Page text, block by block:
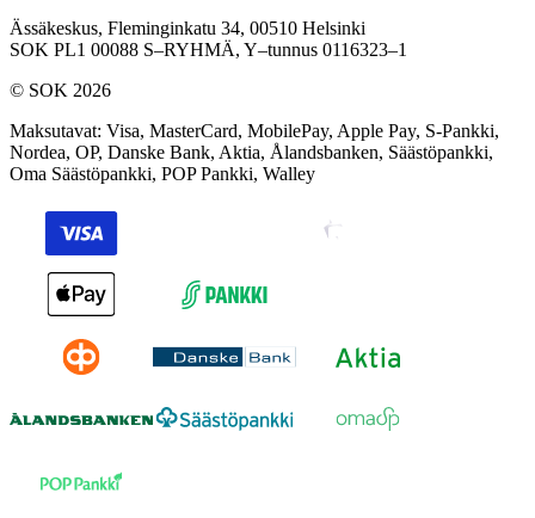
Ässäkeskus, Fleminginkatu 34, 00510 Helsinki
SOK PL1 00088 S–RYHMÄ, Y–tunnus 0116323–1
© SOK 2026
Maksutavat: Visa, MasterCard, MobilePay, Apple Pay, S-Pankki,
Nordea, OP, Danske Bank, Aktia, Ålandsbanken, Säästöpankki,
Oma Säästöpankki, POP Pankki, Walley